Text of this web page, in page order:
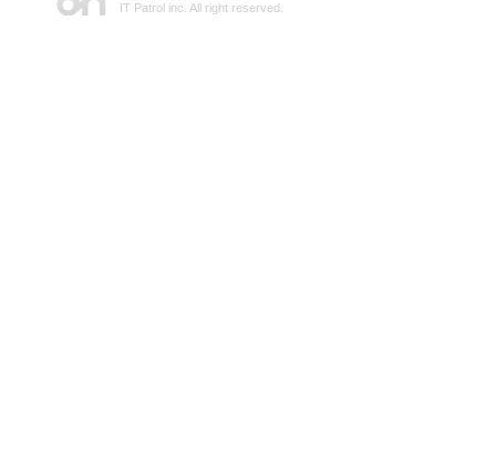
IT Patrol inc. All right reserved.